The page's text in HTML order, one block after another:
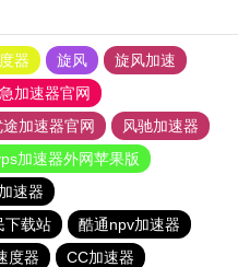
器 旋风
旋风加速
加速器官网
途加速器官网
风驰加速器
加速器外网苹果版
速器
下载站
酷通npv加速器
度器 CC加速器